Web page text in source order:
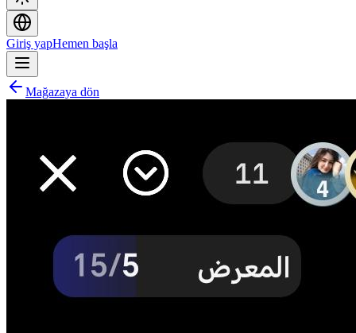
Giriş yapHemen başla
Mağazaya dön